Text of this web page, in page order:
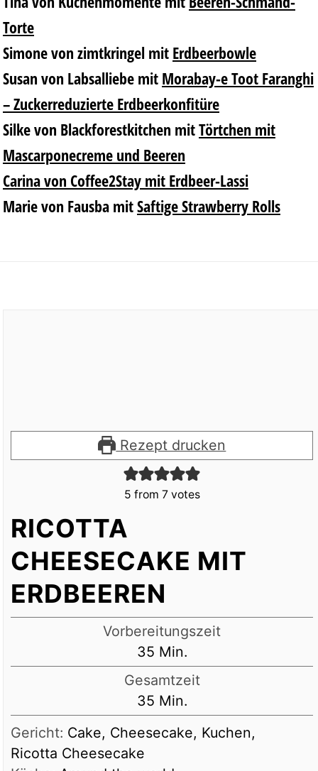
Torte
Simone von zimtkringel mit Erdbeerbowle
Susan von Labsalliebe mit Morabay-e Toot Faranghi
– Zuckerreduzierte Erdbeerkonfitüre
Silke von Blackforestkitchen mitTörtchen mit
Mascarponecreme und Beeren
Carina von Coffee2Stay mit Erdbeer-Lassi
Marie von Fausba mitSaftige Strawberry Rolls
Rezept drucken
5 from 7votes
RICOTTA
CHEESECAKE MIT
ERDBEEREN
Vorbereitungszeit
35Minuten
Min.
Gesamtzeit
35Minuten
Min.
Gericht: Cake, Cheesecake, Kuchen,
Ricotta Cheesecake